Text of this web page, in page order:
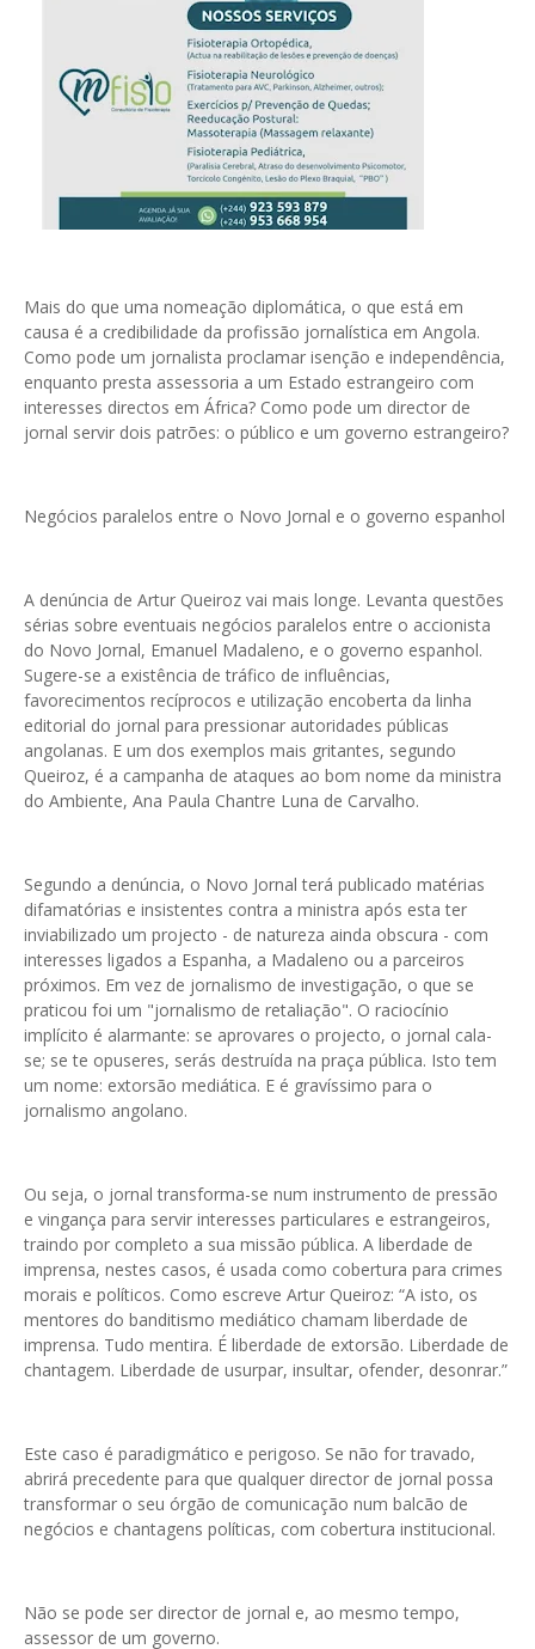
Mais do que uma nomeação diplomática, o que está em
causa é a credibilidade da profissão jornalística em Angola.
Como pode um jornalista proclamar isenção e independência,
enquanto presta assessoria a um Estado estrangeiro com
interesses directos em África? Como pode um director de
jornal servir dois patrões: o público e um governo estrangeiro?
Negócios paralelos entre o Novo Jornal e o governo espanhol
A denúncia de Artur Queiroz vai mais longe. Levanta questões
sérias sobre eventuais negócios paralelos entre o accionista
do Novo Jornal, Emanuel Madaleno, e o governo espanhol.
Sugere-se a existência de tráfico de influências,
favorecimentos recíprocos e utilização encoberta da linha
editorial do jornal para pressionar autoridades públicas
angolanas. E um dos exemplos mais gritantes, segundo
Queiroz, é a campanha de ataques ao bom nome da ministra
do Ambiente, Ana Paula Chantre Luna de Carvalho.
Segundo a denúncia, o Novo Jornal terá publicado matérias
difamatórias e insistentes contra a ministra após esta ter
inviabilizado um projecto - de natureza ainda obscura - com
interesses ligados a Espanha, a Madaleno ou a parceiros
próximos. Em vez de jornalismo de investigação, o que se
praticou foi um "jornalismo de retaliação". O raciocínio
implícito é alarmante: se aprovares o projecto, o jornal cala-
se; se te opuseres, serás destruída na praça pública. Isto tem
um nome: extorsão mediática. E é gravíssimo para o
jornalismo angolano.
Ou seja, o jornal transforma-se num instrumento de pressão
e vingança para servir interesses particulares e estrangeiros,
traindo por completo a sua missão pública. A liberdade de
imprensa, nestes casos, é usada como cobertura para crimes
morais e políticos. Como escreve Artur Queiroz: “A isto, os
mentores do banditismo mediático chamam liberdade de
imprensa. Tudo mentira. É liberdade de extorsão. Liberdade de
chantagem. Liberdade de usurpar, insultar, ofender, desonrar.”
Este caso é paradigmático e perigoso. Se não for travado,
abrirá precedente para que qualquer director de jornal possa
transformar o seu órgão de comunicação num balcão de
negócios e chantagens políticas, com cobertura institucional.
Não se pode ser director de jornal e, ao mesmo tempo,
assessor de um governo.